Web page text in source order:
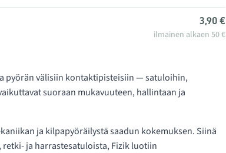
3,90 €
ilmainen alkaen 50 €
pyörän välisiin kontaktipisteisiin — satuloihin,
suoraan mukavuuteen, hallintaan ja
ja kilpapyöräilystä saadun kokemuksen. Siinä
ja harrastesatuloista, Fizik luotiin